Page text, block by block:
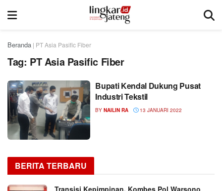
Beranda | PT Asia Pasific Fiber
Tag: PT Asia Pasific Fiber
Bupati Kendal Dukung Pusat
Industri Tekstil
BY NAILIN RA 13 JANUARI 2022
BERITA TERBARU
Transisi Kepimpinan, Kombes Pol Warsono